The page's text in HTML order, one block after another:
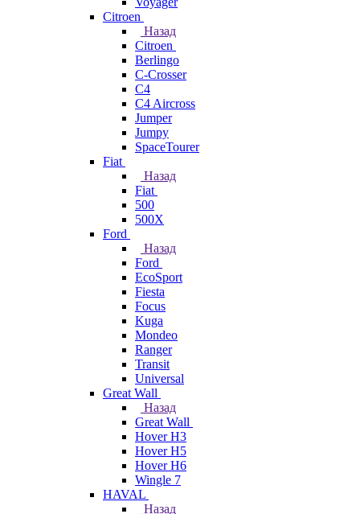
Citroen
Назад
Citroen
Berlingo
C-Crosser
C4
C4 Aircross
Jumper
Jumpy
SpaceTourer
Fiat
Назад
Fiat
500
500X
Ford
Назад
Ford
EcoSport
Fiesta
Focus
Kuga
Mondeo
Ranger
Transit
Universal
Great Wall
Назад
Great Wall
Hover H3
Hover H5
Hover H6
Wingle 7
HAVAL
Назад